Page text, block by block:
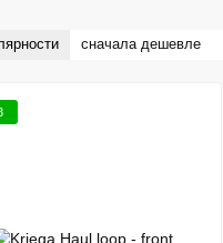
сначала дешевле